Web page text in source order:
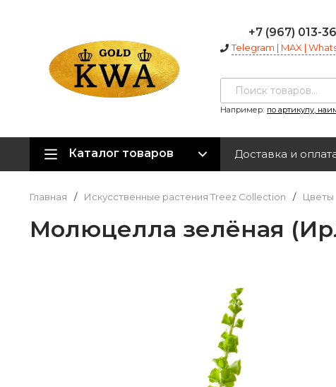
+7 (967) 013-
Telegram | MAX |
Например: по артикулу,
Каталог товаров Доставка и
Главная / Искусственные растения Treez Collection / Цветы
Молюцелла зелёная